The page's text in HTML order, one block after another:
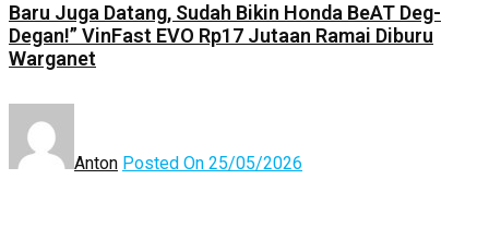
Baru Juga Datang, Sudah Bikin Honda BeAT Deg-
Degan!” VinFast EVO Rp17 Jutaan Ramai Diburu
Warganet
Anton Posted On 25/05/2026